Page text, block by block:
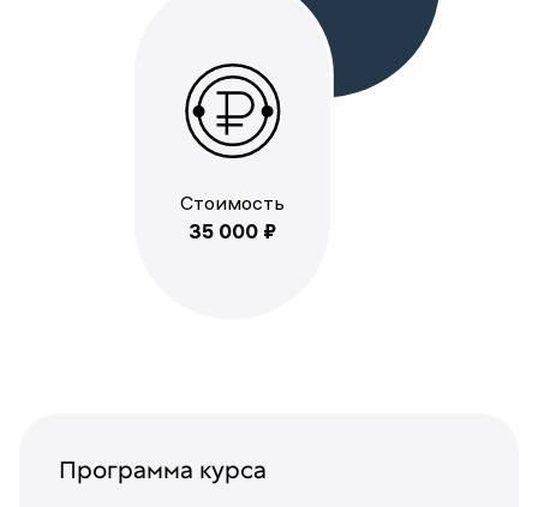
Стоимость
35 000 ₽
Программа курса